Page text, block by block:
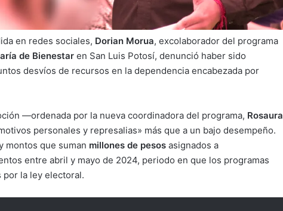
en redes sociales, Dorian Morua, excolaborador del programa
de Bienestar en San Luis Potosí, denunció haber sido
desvíos de recursos en la dependencia encabezada por
—ordenada por la nueva coordinadora del programa, Rosaura
personales y represalias» más que a un bajo desempeño.
montos que suman millones de pesos asignados a
entre abril y mayo de 2024, periodo en que los programas
por la ley electoral.